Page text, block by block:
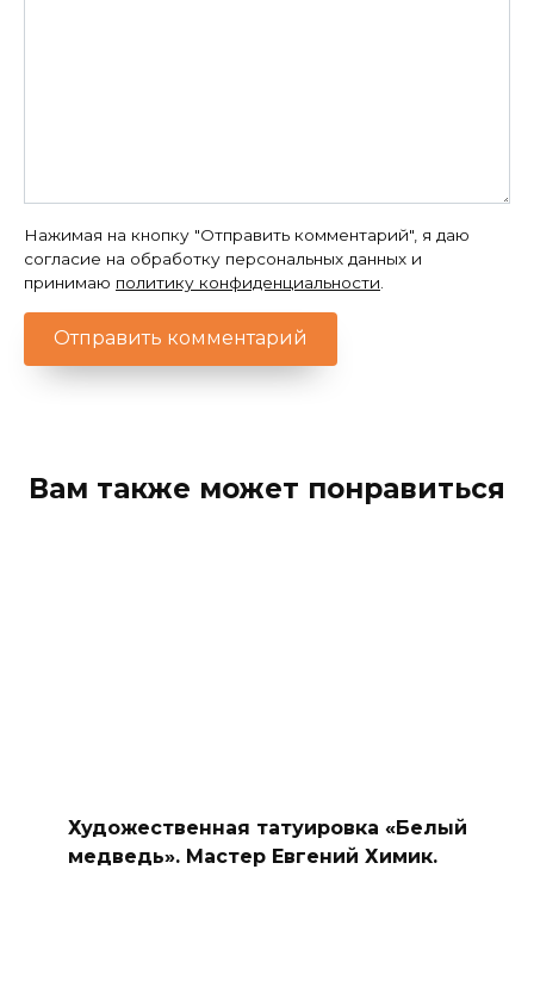
Нажимая на кнопку "Отправить комментарий", я даю
согласие на обработку персональных данных и
принимаю политику конфиденциальности
Вам также может понравиться
Художественная татуировка «Белый
медведь». Мастер Евгений Химик.